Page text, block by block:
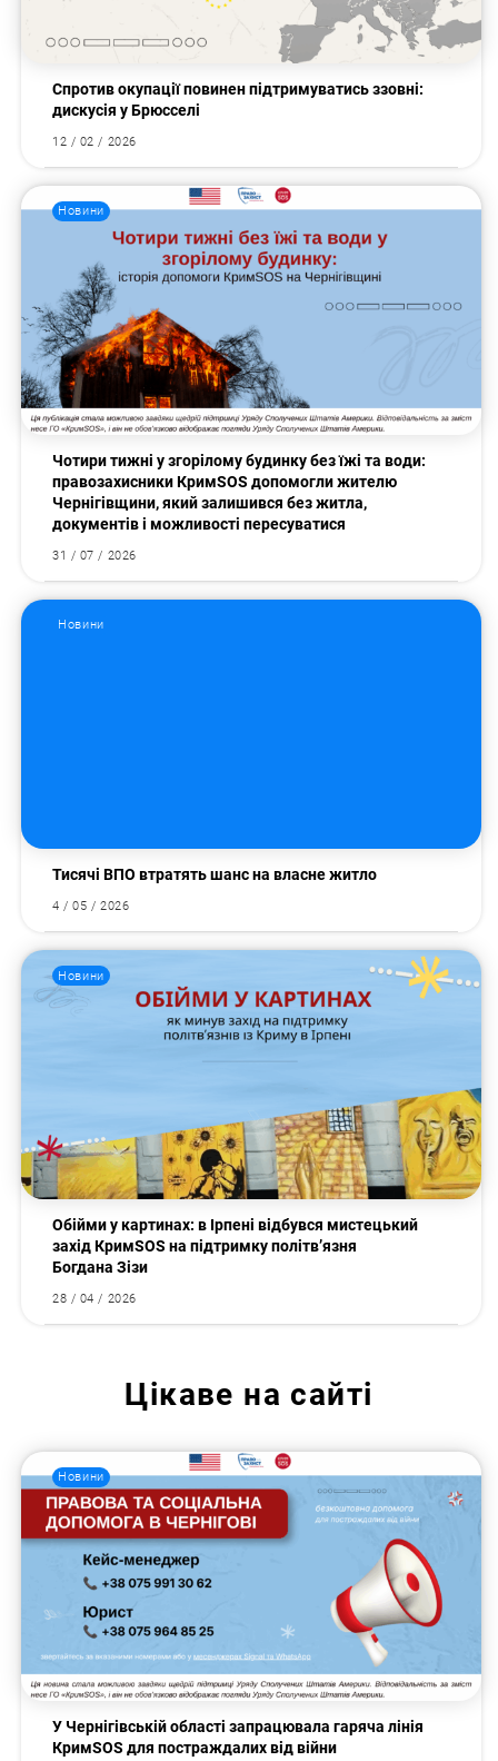
Пошук за запитом:
Спротив окупації повинен підтримуватись ззовні:
дискусія у Брюсселі
12 / 02 / 2026
Новини
Чотири тижні у згорілому будинку без їжі та води:
правозахисники КримSOS допомогли жителю
Чернігівщини, який залишився без житла,
документів і можливості пересуватися
31 / 07 / 2026
Новини
Тисячі ВПО втратять шанс на власне житло
4 / 05 / 2026
Новини
Обійми у картинах: в Ірпені відбувся мистецький
захід КримSOS на підтримку політв’язня
Богдана Зізи
28 / 04 / 2026
Цікаве на сайті
Новини
У Чернігівській області запрацювала гаряча лінія
КримSOS для постраждалих від війни